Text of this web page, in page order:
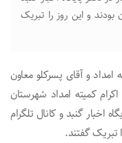
و این روز را تبریک
و آقای پسرکلو معاون
کمیته امداد شهرستان
اخبار گنبد و کانال تلگرام‌
تبریک گفتند.